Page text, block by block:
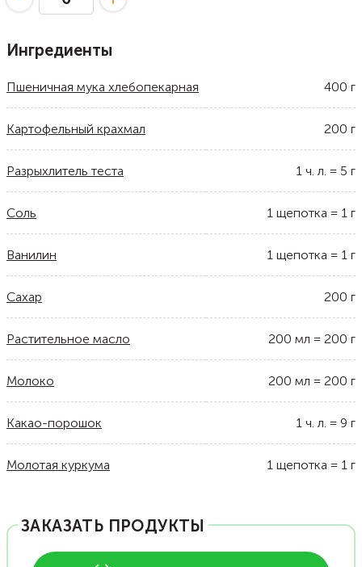
Ингредиенты
Пшеничная мука хлебопекарная 400 г
Картофельный крахмал 200 г
Разрыхлитель теста 1 ч. л. = 5 г
Соль 1 щепотка = 1 г
Ванилин 1 щепотка = 1 г
Сахар 200 г
Растительное масло 200 мл = 200 г
Молоко 200 мл = 200 г
Какао-порошок 1 ч. л. = 9 г
Молотая куркума 1 щепотка = 1 г
ЗАКАЗАТЬ ПРОДУКТЫ